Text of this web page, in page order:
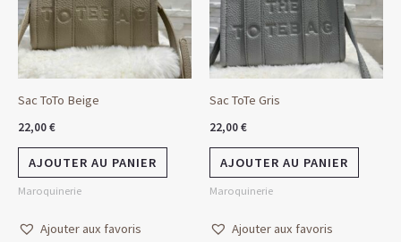
Sac ToTo Beige
22,00€
AJOUTER AU PANIER
Maroquinerie
Ajouter aux favoris
Sac ToTe Gris
22,00€
AJOUTER AU PANIER
Maroquinerie
Ajouter aux favoris